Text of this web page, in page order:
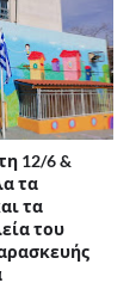
12/6 &
τα
τα
του